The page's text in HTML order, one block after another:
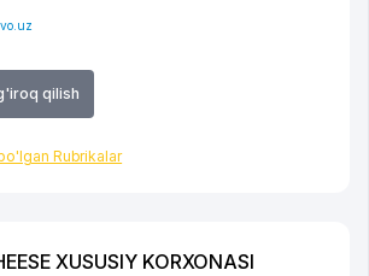
qilish
Rubrikalar
XUSUSIY KORXONASI